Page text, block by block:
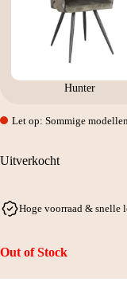
Hunter
Let op: Sommige
Uitverkocht
Hoge voorraad & snelle
Out of Stock